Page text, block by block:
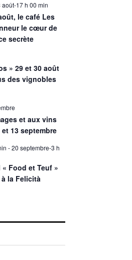
août-17 h 00 min
le café Les
le cœur de
secrète
» 29 et 30 août
des vignobles
et aux vins
13 septembre
-20 septembre-3 h
Food et Teuf »
la Felicità